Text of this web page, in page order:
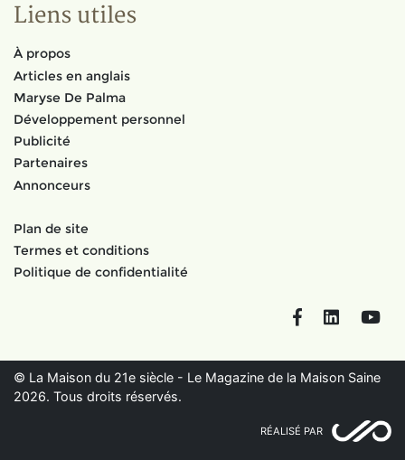
Liens utiles
À propos
Articles en anglais
Maryse De Palma
Développement personnel
Publicité
Partenaires
Annonceurs
Plan de site
Termes et conditions
Politique de confidentialité
FacebookLinkedIn
© La Maison du 21e siècle - Le Magazine de la Maison Saine
2026. Tous droits réservés.
RÉALISÉ PAR